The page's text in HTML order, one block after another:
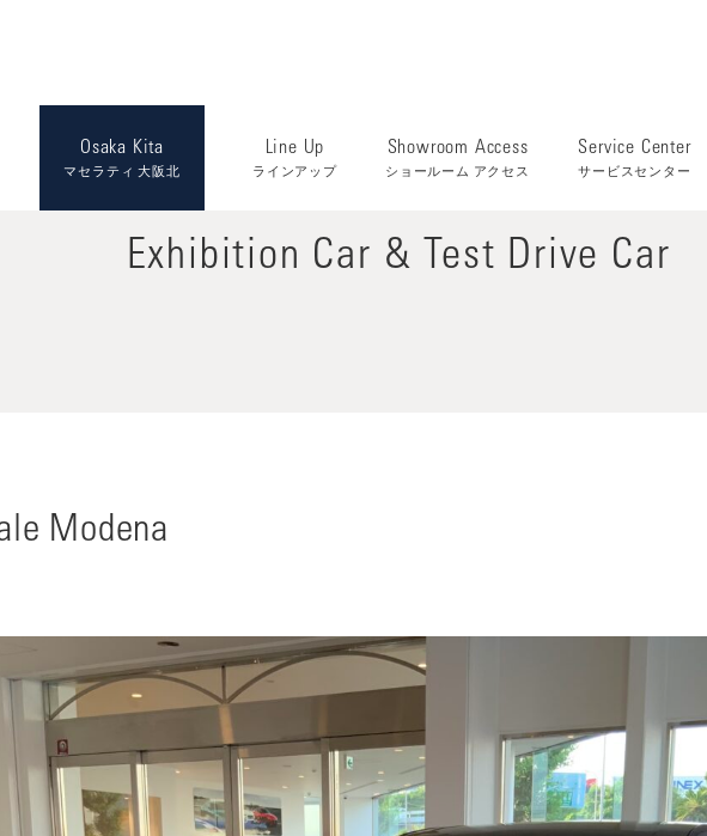
Osaka Kita
マセラティ 大阪北
Line Up
ラインアップ
Showroom Access
ショールーム アクセス
Service Center
サービスセンター
Exhibition Car & Test Drive Car
Modena